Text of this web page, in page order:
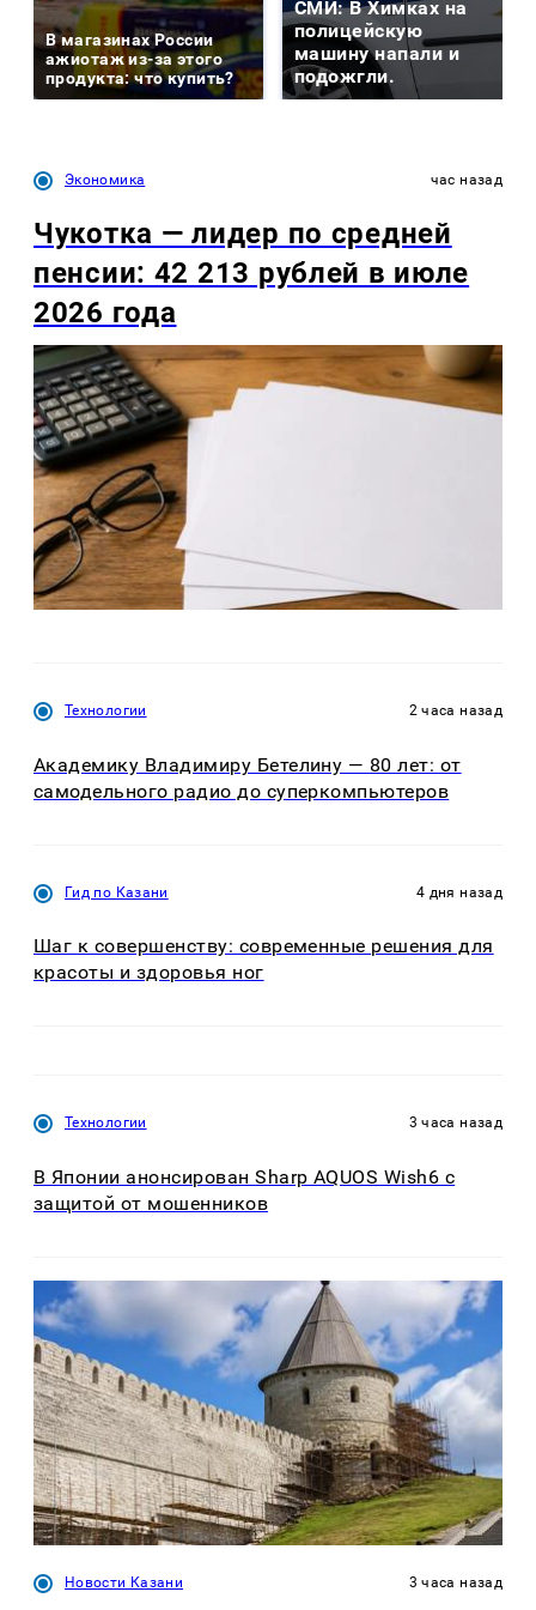
В магазинах России
ажиотаж из-за этого
продукта: что купить?
СМИ: В Химках на
полицейскую
машину напали и
подожгли.
Экономика час назад
Чукотка — лидер по средней
пенсии: 42 213 рублей в июле
2026 года
Технологии 2 часа назад
Академику Владимиру Бетелину — 80 лет: от
самодельного радио до суперкомпьютеров
Гид по Казани 4 дня назад
Шаг к совершенству: современные решения для
красоты и здоровья ног
Технологии 3 часа назад
В Японии анонсирован Sharp AQUOS Wish6 с
защитой от мошенников
Новости Казани 3 часа назад